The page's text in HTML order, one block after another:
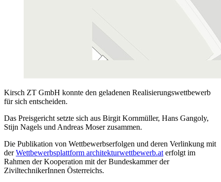
Kirsch ZT GmbH konnte den geladenen Realisierungswettbewerb
für sich entscheiden.
Das Preisgericht setzte sich aus Birgit Kornmüller, Hans Gangoly,
Stijn Nagels und Andreas Moser zusammen.
Die Publikation von Wettbewerbserfolgen und deren Verlinkung mit
derWettbewerbsplattform architekturwettbewerb.at erfolgt im
Rahmen der Kooperation mit der Bundeskammer der
ZiviltechnikerInnen Österreichs.